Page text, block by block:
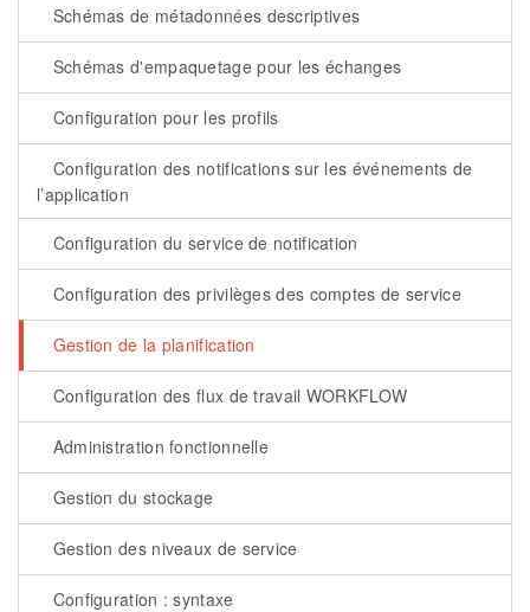
Schémas de métadonnées descriptives
Schémas d'empaquetage pour les échanges
Configuration pour les profils
Configuration des notifications sur les événements de
l’application
Configuration du service de notification
Configuration des privilèges des comptes de service
Gestion de la planification
Configuration des flux de travail WORKFLOW
Administration fonctionnelle
Gestion du stockage
Gestion des niveaux de service
Configuration : syntaxe